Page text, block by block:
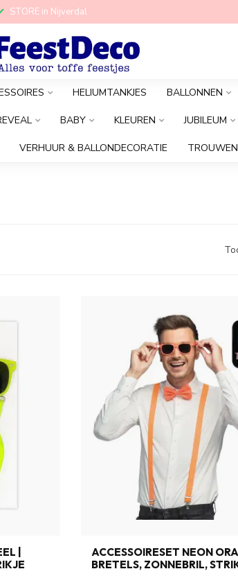
STORE in Nijverdal
HELIUMTANKJES BALLONNEN
BABY KLEUREN JUBILEUM
VERHUUR & BALLONDECORATIE
|
ACCESSOIRESET NEON
BRETELS, ZONNEBRIL,